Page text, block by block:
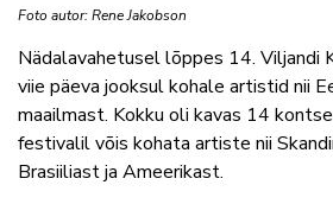
Foto autor: Rene Jakobson
Nädalavahetusel lõppes 14. Viljandi
viie päeva jooksul kohale artistid nii
maailmast. Kokku oli kavas 14
festivalil võis kohata artiste nii
Brasiiliast ja Ameerikast.